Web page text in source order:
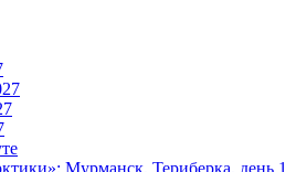
Мурманск, Териберка, день 1